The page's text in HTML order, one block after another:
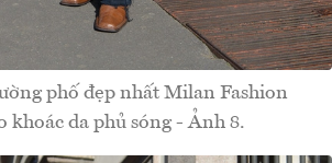
phố đẹp nhất Milan Fashion
khoác da phủ sóng - Ảnh 8.